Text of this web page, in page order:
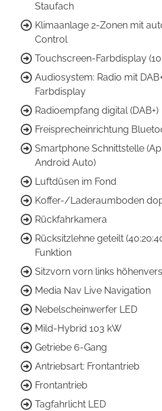
Staufach
Klimaanlage 2-Zonen mit
Control
Touchscreen-Farbdisplay
Audiosystem: Radio mit
Farbdisplay
Radioempfang digital (DAB+)
Freisprecheinrichtung
Smartphone Schnittstelle
Android Auto)
Luftdüsen im Fond
Koffer-/Laderaumboden
Rückfahrkamera
Rücksitzlehne geteilt
Funktion
Sitzvorn vorn links
Media Nav Live Navigation
Nebelscheinwerfer LED
Mild-Hybrid 103 kW
Getriebe 6-Gang
Antriebsart: Frontantrieb
Frontantrieb
Tagfahrlicht LED